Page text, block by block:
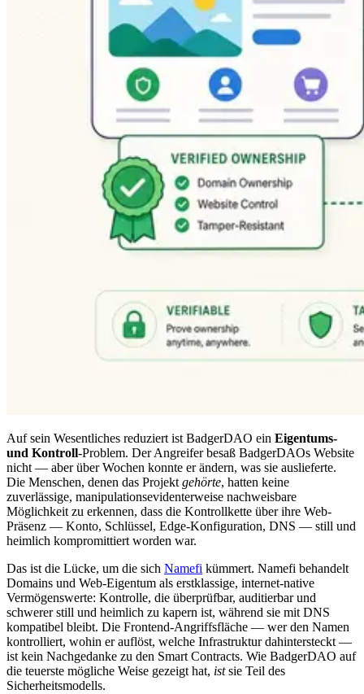
Auf sein Wesentliches reduziert ist BadgerDAO ein Eigentums-
und Kontroll-Problem. Der Angreifer besaß BadgerDAOs Website
nicht — aber über Wochen konnte er ändern, was sie auslieferte.
Die Menschen, denen das Projekt gehörte, hatten keine
zuverlässige, manipulationsevidenterweise nachweisbare
Möglichkeit zu erkennen, dass die Kontrollkette über ihre Web-
Präsenz — Konto, Schlüssel, Edge-Konfiguration, DNS — still und
heimlich kompromittiert worden war.
Das ist die Lücke, um die sich Namefi kümmert. Namefi behandelt
Domains und Web-Eigentum als erstklassige, internet-native
Vermögenswerte: Kontrolle, die überprüfbar, auditierbar und
schwerer still und heimlich zu kapern ist, während sie mit DNS
kompatibel bleibt. Die Frontend-Angriffsfläche — wer den Namen
kontrolliert, wohin er auflöst, welche Infrastruktur dahintersteckt —
ist kein Nachgedanke zu den Smart Contracts. Wie BadgerDAO auf
die teuerste mögliche Weise gezeigt hat, istsie Teil des
Sicherheitsmodells.